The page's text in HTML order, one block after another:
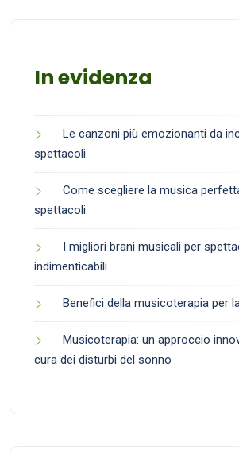
In evidenza
Le canzoni più emozionanti da
spettacoli
Come scegliere la musica
spettacoli
I migliori brani musicali per
indimenticabili
Benefici della musicoterapia per
Musicoterapia: un approccio
cura dei disturbi del sonno